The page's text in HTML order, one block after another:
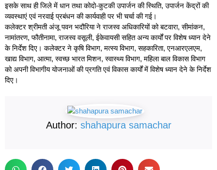
इसके साथ ही जिले में धान तथा कोदो-कुटकी उपार्जन की स्थिति, उपार्जन केंद्रों की
व्यवस्थाएं एवं नरवाई प्रबंधन की कार्यवाही पर भी चर्चा की गई।
कलेक्टर श्रीमती अंजू पवन भदौरिया ने राजस्व अधिकारियों को बटवारा, सीमांकन,
नामांतरण, फौतीनामा, राजस्व वसूली, ईकेवायसी सहित अन्य कार्यों पर विशेष ध्यान देने
के निर्देश दिए। कलेक्टर ने कृषि विभाग, मत्स्य विभाग, सहकारिता, एनआरएलएम,
खाद्य विभाग, आत्मा, स्वच्छ भारत मिशन, स्वास्थ्य विभाग, महिला बाल विकास विभाग
को अपनी विभागीय योजनाओं की प्रगति एवं विकास कार्यों में विशेष ध्यान देने के निर्देश
दिए।
Author: shahapura samachar